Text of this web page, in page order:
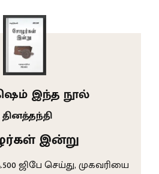
இந்த நூல்
தினத்தந்தி
இன்று
ஜிபே செய்து, முகவரியை